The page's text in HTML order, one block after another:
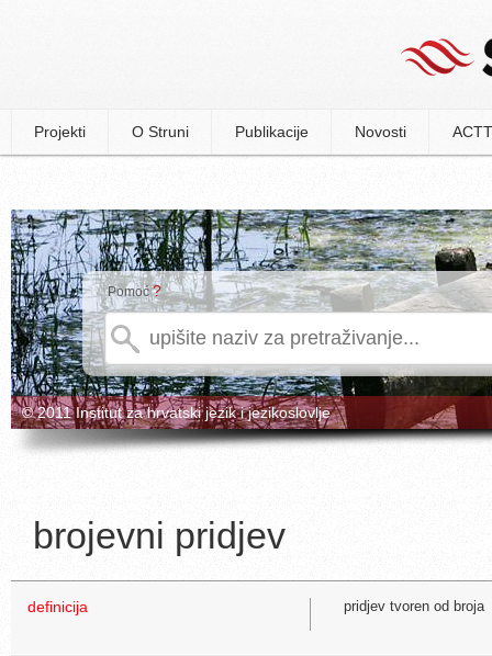
Projekti O Struni Publikacije Novosti
Pomoć?
© 2011 Institut za hrvatski jezik i jezikoslovlje
brojevni pridjev
definicija pridjev tvoren od broja